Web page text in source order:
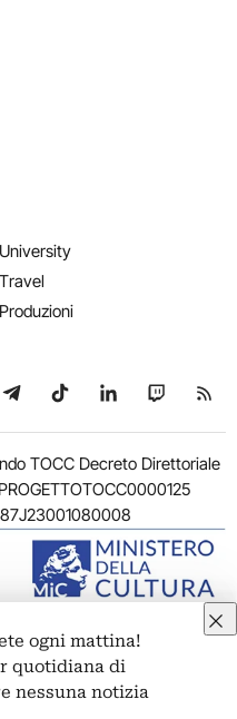
University
Travel
Produzioni
su WhatsApp
Seguici su Telegram
Seguici su TikTok
Seguici su
Seguici
TOCC Decreto Direttoriale
Vittorio Emanuele II, 287 –
dei dati personali
ogni mattina!
quotidiana di
nessuna notizia